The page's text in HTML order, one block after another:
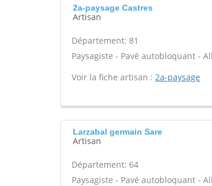
2a-paysage Castres
Artisan
Département: 81
Paysagiste - Pavé autobloquant -
Voir la fiche artisan : 2a-paysage
Larzabal germain Sare
Artisan
Département: 64
Paysagiste - Pavé autobloquant -